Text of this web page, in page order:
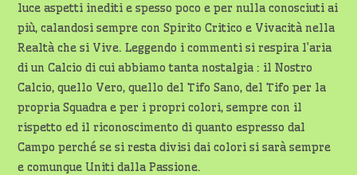
luce aspetti inediti e spesso poco e per nulla conosciuti ai
più, calandosi sempre con Spirito Critico e Vivacità nella
Realtà che si Vive. Leggendo i commenti si respira l’aria
di un Calcio di cui abbiamo tanta nostalgia : il Nostro
Calcio, quello Vero, quello del Tifo Sano, del Tifo per la
propria Squadra e per i propri colori, sempre con il
rispetto ed il riconoscimento di quanto espresso dal
Campo perché se si resta divisi dai colori si sarà sempre
e comunque Uniti dalla Passione.